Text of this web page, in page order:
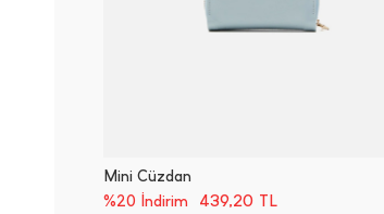
Mini Cüzdan
%20 İndirim
439,20 TL